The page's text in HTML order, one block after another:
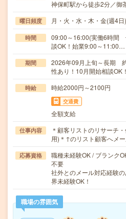
神保町駅から徒歩2分／御
曜日頻度 月・火・水・木・金(週4
時間
09:00～16:00(実働6時間
談OK！始業9:00～11:00…
期間
2026年09月上旬～長期
性あり！10月開始相談OK
時給 時給2000円～2100円
交通費
全額支給
仕事内容
＊顧客リストのリサーチ
用)＊↑のリスト顧客へメ
応募資格
職種未経験OK / ブランク
不要
社外とのメール対応経験
界未経験OK！
職場の雰囲気